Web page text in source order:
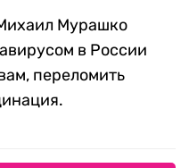
Мурашко
в России
переломить